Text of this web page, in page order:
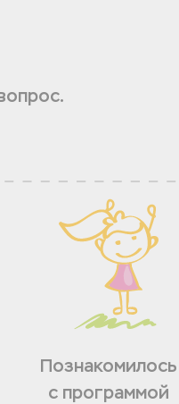
Познакомилось
с программой